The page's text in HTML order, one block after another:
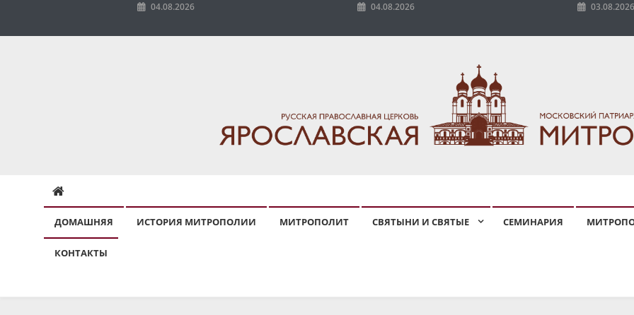
04.08.2026 04.08.2026
ДОМАШНЯЯ ИСТОРИЯ МИТРОПОЛИИ МИТРОПОЛИТ СВЯТЫНИ И СВЯТЫЕ СЕМИНАРИЯ
КОНТАКТЫ